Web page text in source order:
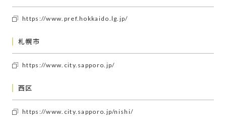
https://www.pref.hokkaido.lg.jp/
札幌市
https://www.city.sapporo.jp/
西区
https://www.city.sapporo.jp/nishi/